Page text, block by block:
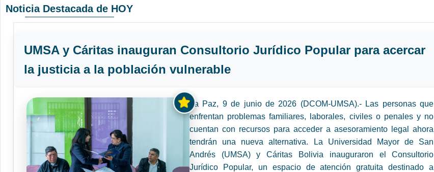
Noticia Destacada de HOY
UMSA y Cáritas inauguran Consultorio Jurídico Popular para acercar
la justicia a la población vulnerable
La Paz, 9 de junio de 2026 (DCOM-UMSA).- Las personas que
enfrentan problemas familiares, laborales, civiles o penales y no
cuentan con recursos para acceder a asesoramiento legal ahora
tendrán una nueva alternativa. La Universidad Mayor de San
Andrés (UMSA) y Cáritas Bolivia inauguraron el Consultorio
Jurídico Popular, un espacio de atención gratuita destinado a